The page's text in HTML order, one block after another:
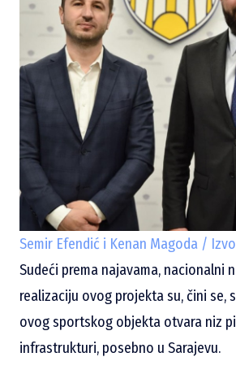
Semir Efendić i Kenan Magoda /
Sudeći prema najavama, nacionalni
realizaciju ovog projekta su, čini se,
ovog sportskog objekta otvara niz
infrastrukturi, posebno u Sarajevu.